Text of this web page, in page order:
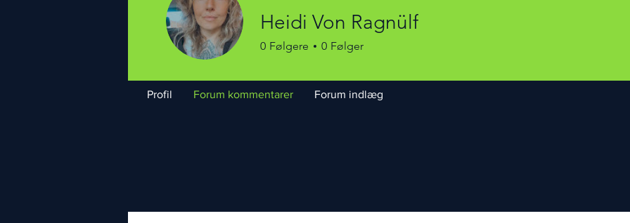
Heidi Von Ragnülf
0 Følgere 0 Følger
Profil Forum kommentarer Forum indlæg